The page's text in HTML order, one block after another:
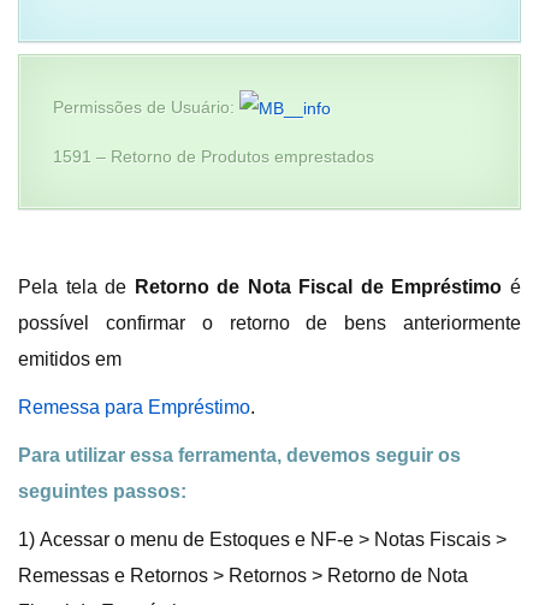
Permissões de Usuário:
1591 – Retorno de Produtos emprestados
Pela tela de Retorno de Nota Fiscal de Empréstimo é
possível confirmar o retorno de bens anteriormente
emitidos em
Remessa para Empréstimo.
Para utilizar essa ferramenta, devemos seguir os
seguintes passos:
1) Acessar o menu de Estoques e NF-e > Notas Fiscais >
Remessas e Retornos > Retornos > Retorno de Nota